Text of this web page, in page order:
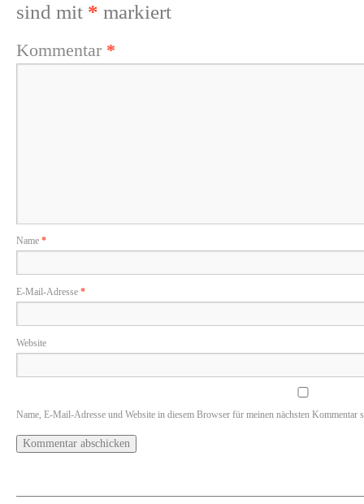
sind mit * markiert
Kommentar *
Name *
E-Mail-Adresse *
Website
Name, E-Mail-Adresse und Website in diesem Browser für meinen nächsten Kommentar